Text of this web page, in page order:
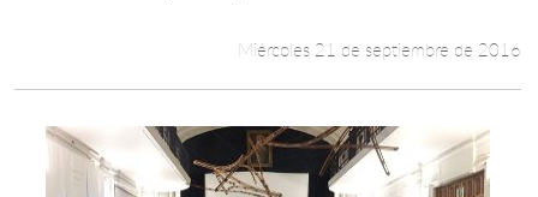
Miércoles 21 de septiembre de 2016